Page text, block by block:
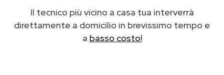
Il tecnico più vicino a casa tua interverrà
direttamente a domicilio in brevissimo tempo e
a basso costo!